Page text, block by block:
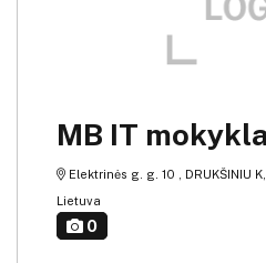
MB IT mokykla
Elektrinės g. g. 10 , DRUKŠINIU
Lietuva
0